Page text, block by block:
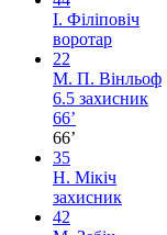
І. Філіповіч
воротар
22
М. П. Вінльоф
6.5 захисник
66’
66’
35
Н. Мікіч
захисник
42